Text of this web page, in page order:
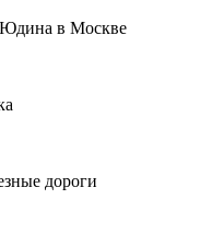
в Москве
дороги